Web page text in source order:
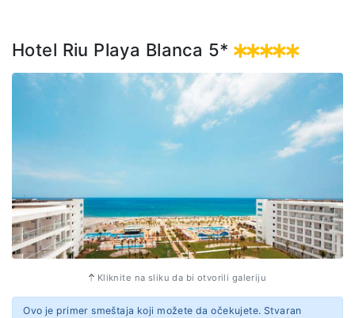
Sajt
https://www.riu.com/en/hotel/panama/panama-city/hotel-riu-plaza-panama?utm_source=google&utm_medium=organic&utm_campaign=my_business&utm_content=ZPY
Provincia de Panamá
Hotel Riu Playa Blanca 5*
Kliknite na sliku da bi otvorili galeriju
Ovo je primer smeštaja koji možete da očekujete. Stvaran